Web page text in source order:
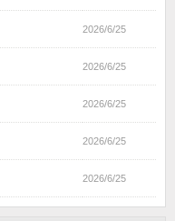
2026/6/25
2026/6/25
2026/6/25
2026/6/25
2026/6/25